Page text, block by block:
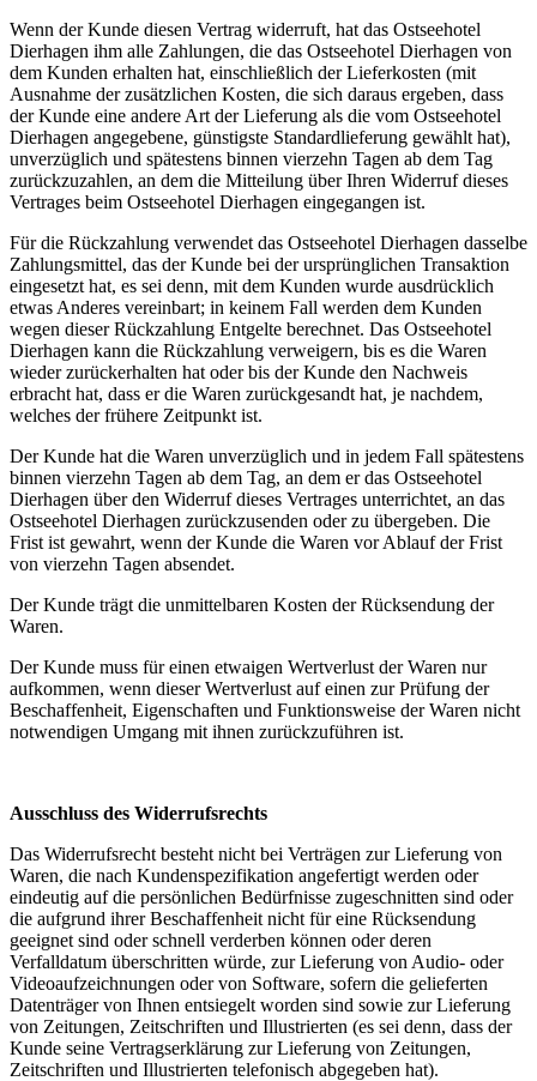
Wenn der Kunde diesen Vertrag widerruft, hat das Ostseehotel
Dierhagen ihm alle Zahlungen, die das Ostseehotel Dierhagen von
dem Kunden erhalten hat, einschließlich der Lieferkosten (mit
Ausnahme der zusätzlichen Kosten, die sich daraus ergeben, dass
der Kunde eine andere Art der Lieferung als die vom Ostseehotel
Dierhagen angegebene, günstigste Standardlieferung gewählt hat),
unverzüglich und spätestens binnen vierzehn Tagen ab dem Tag
zurückzuzahlen, an dem die Mitteilung über Ihren Widerruf dieses
Vertrages beim Ostseehotel Dierhagen eingegangen ist.
Für die Rückzahlung verwendet das Ostseehotel Dierhagen dasselbe
Zahlungsmittel, das der Kunde bei der ursprünglichen Transaktion
eingesetzt hat, es sei denn, mit dem Kunden wurde ausdrücklich
etwas Anderes vereinbart; in keinem Fall werden dem Kunden
wegen dieser Rückzahlung Entgelte berechnet. Das Ostseehotel
Dierhagen kann die Rückzahlung verweigern, bis es die Waren
wieder zurückerhalten hat oder bis der Kunde den Nachweis
erbracht hat, dass er die Waren zurückgesandt hat, je nachdem,
welches der frühere Zeitpunkt ist.
Der Kunde hat die Waren unverzüglich und in jedem Fall spätestens
binnen vierzehn Tagen ab dem Tag, an dem er das Ostseehotel
Dierhagen über den Widerruf dieses Vertrages unterrichtet, an das
Ostseehotel Dierhagen zurückzusenden oder zu übergeben. Die
Frist ist gewahrt, wenn der Kunde die Waren vor Ablauf der Frist
von vierzehn Tagen absendet.
Der Kunde trägt die unmittelbaren Kosten der Rücksendung der
Waren.
Der Kunde muss für einen etwaigen Wertverlust der Waren nur
aufkommen, wenn dieser Wertverlust auf einen zur Prüfung der
Beschaffenheit, Eigenschaften und Funktionsweise der Waren nicht
notwendigen Umgang mit ihnen zurückzuführen ist.
Ausschluss des Widerrufsrechts
Das Widerrufsrecht besteht nicht bei Verträgen zur Lieferung von
Waren, die nach Kundenspezifikation angefertigt werden oder
eindeutig auf die persönlichen Bedürfnisse zugeschnitten sind oder
die aufgrund ihrer Beschaffenheit nicht für eine Rücksendung
geeignet sind oder schnell verderben können oder deren
Verfalldatum überschritten würde, zur Lieferung von Audio- oder
Videoaufzeichnungen oder von Software, sofern die gelieferten
Datenträger von Ihnen entsiegelt worden sind sowie zur Lieferung
von Zeitungen, Zeitschriften und Illustrierten (es sei denn, dass der
Kunde seine Vertragserklärung zur Lieferung von Zeitungen,
Zeitschriften und Illustrierten telefonisch abgegeben hat).